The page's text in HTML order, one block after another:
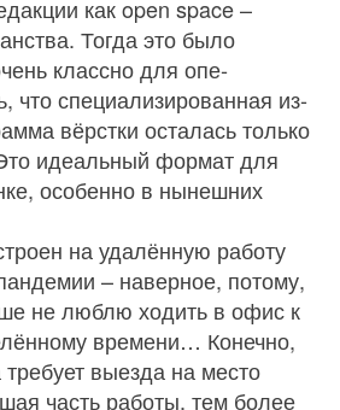
как open space –
Тогда это было
классно для опе­
что специализированная из­
вёрстки осталась только
идеальный формат для
особенно в нынешних
на удалённую работу
– наверное, потому,
не люблю ходить в офис к
времени… Конечно,
требует выезда на место
часть работы, тем более